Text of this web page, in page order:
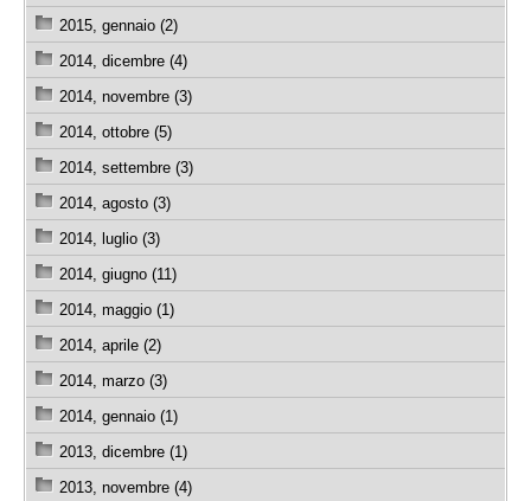
2015, gennaio (2)
2014, dicembre (4)
2014, novembre (3)
2014, ottobre (5)
2014, settembre (3)
2014, agosto (3)
2014, luglio (3)
2014, giugno (11)
2014, maggio (1)
2014, aprile (2)
2014, marzo (3)
2014, gennaio (1)
2013, dicembre (1)
2013, novembre (4)